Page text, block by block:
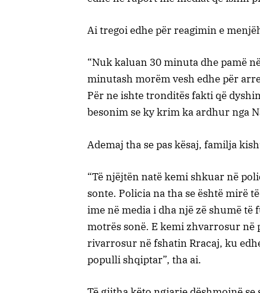
Ai tregoi edhe për reagimin e
“Nuk kaluan 30 minuta dhe pamë
minutash morëm vesh edhe për
Për ne ishte tronditës fakti që
besonim se ky krim ka ardhur nga
Ademaj tha se pas kësaj, familja
“Të njëjtën natë kemi shkuar në
sonte. Policia na tha se është mirë
ime në media i dha një zë shumë
motrës sonë. E kemi zhvarrosur në
rivarrosur në fshatin Rracaj, ku
populli shqiptar”, tha ai.